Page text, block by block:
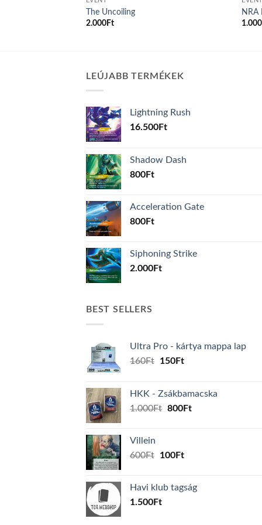
The Uncoiling
2.000Ft
NRA
1.000
LEÚJABB TERMÉKEK
Lightning Rush
16.500Ft
Shadow Dash
800Ft
Acceleration Gate
800Ft
Siphoning Strike
2.000Ft
BEST SELLERS
Ultra Pro - kártya mappa lap
160Ft
Original
160Ft.
150FtCurrent
150Ft.
HKK - Zsákbamacska
1.000Ft Original
800FtCurrent
Villein
600Ft
Original
600Ft.
100FtCurrent
100Ft.
Havi klub tagság
1.500Ft